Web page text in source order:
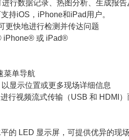
行数据记录、热图分析、生成报
持iOS，iPhone和iPad用户。
快地进行检测并传达问题
iPhone® 或 iPad®
菜单导航
显示位置或更多现场详细信息
行视频流式传输（USB 和 HDMI）
的 LED 显示屏，可提供优异的现